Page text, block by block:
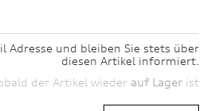
Adresse und bleiben Sie stets über
diesen Artikel informiert.
der Artikel wieder auf Lager ist